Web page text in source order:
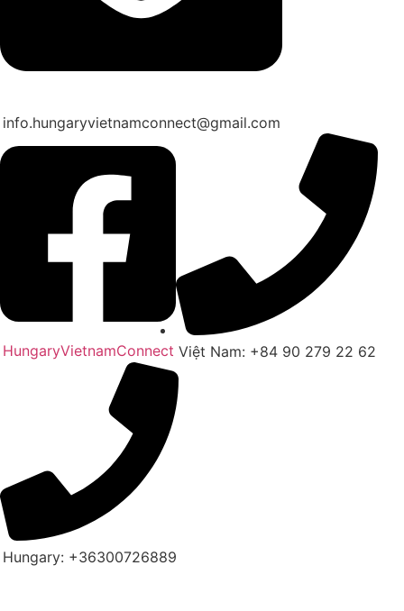
info.hungaryvietnamconnect@gmail.com
HungaryVietnamConnect Việt Nam: +84 90 279 22 62
Hungary: +36300726889